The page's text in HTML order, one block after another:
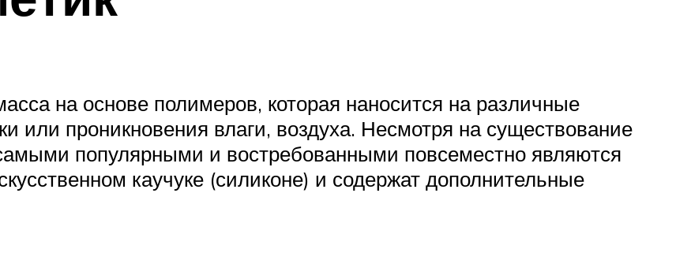
на основе полимеров, которая наносится на различные
или проникновения влаги, воздуха. Несмотря на существование
популярными и востребованными повсеместно являются
каучуке (силиконе) и содержат дополнительные